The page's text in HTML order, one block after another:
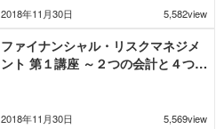
2018年11月30日 5,582view
2018年11月30日 5,569view
ファイナンシャル・リスクマネジメ
ント 第１講座 ～２つの会計と４つの